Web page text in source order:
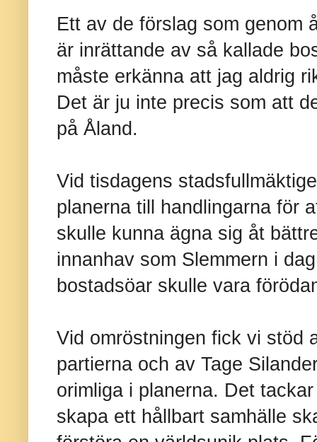
Ett av de förslag som genom
är inrättande av så kallade
måste erkänna att jag aldrig
Det är ju inte precis som att
på Åland.
Vid tisdagens
planerna till handlingarna för
skulle kunna ägna sig åt
innanhav som Slemmern i
bostadsöar skulle vara
Vid omröstningen fick vi stöd
partierna och av Tage
orimliga i planerna. Det
skapa ett hållbart samhälle